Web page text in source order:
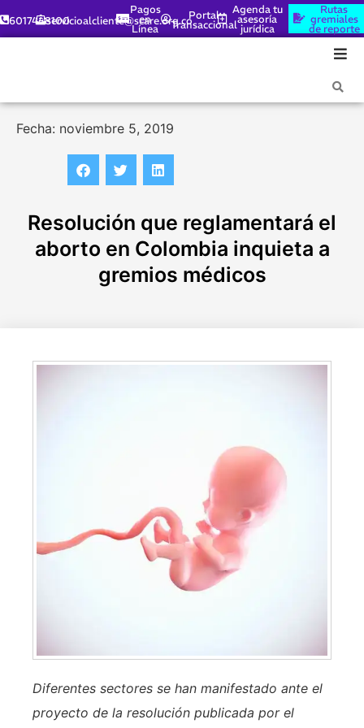
6017448100servicioalcliente@scare.org.co
Pagos
en
Línea
Portal
Transaccional
Agenda tu
asesoría
jurídica
Rutas
gremiales
de reporte
Fecha: noviembre 5, 2019
Resolución que reglamentará el
aborto en Colombia inquieta a
gremios médicos
Diferentes sectores se han manifestado ante el
proyecto de la resolución publicada por el